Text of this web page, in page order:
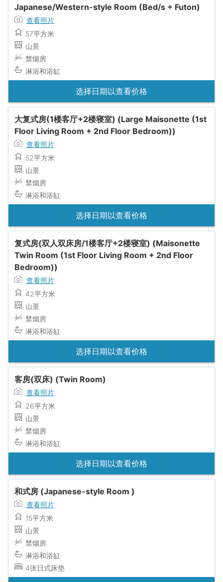
Japanese/Western-style Room (Bed/s + Futon)
查看照片
57平方米
山景
禁烟房
淋浴和浴缸
选择日期以查看价格
大复式房(1楼客厅+2楼寝室) (Large Maisonette (1st
Floor Living Room + 2nd Floor Bedroom))
查看照片
52平方米
山景
禁烟房
淋浴和浴缸
选择日期以查看价格
复式房(双人双床房/1楼客厅+2楼寝室) (Maisonette
Twin Room (1st Floor Living Room + 2nd Floor
Bedroom))
查看照片
42平方米
山景
禁烟房
淋浴和浴缸
选择日期以查看价格
客房(双床) (Twin Room)
查看照片
26平方米
山景
禁烟房
淋浴和浴缸
选择日期以查看价格
和式房 (Japanese-style Room )
查看照片
15平方米
山景
禁烟房
淋浴和浴缸
4张日式床垫